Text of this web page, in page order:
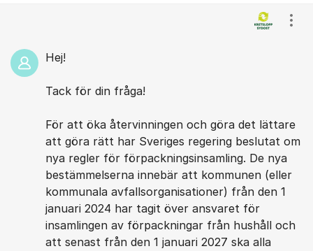
Hej!
Tack för din fråga!
För att öka återvinningen och göra det lättare
att göra rätt har Sveriges regering beslutat om
nya regler för förpackningsinsamling. De nya
bestämmelserna innebär att kommunen (eller
kommunala avfallsorganisationer) från den 1
januari 2024 har tagit över ansvaret för
insamlingen av förpackningar från hushåll och
att senast från den 1 januari 2027 ska alla